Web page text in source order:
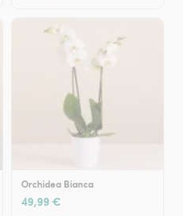
Orchidea Bianca
49,99 €